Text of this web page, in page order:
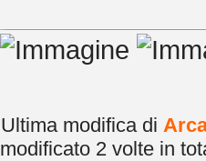
Ultima modifica di
modificato 2 volte in